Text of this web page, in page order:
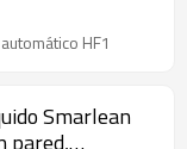
HF1
Smarlean
pared,